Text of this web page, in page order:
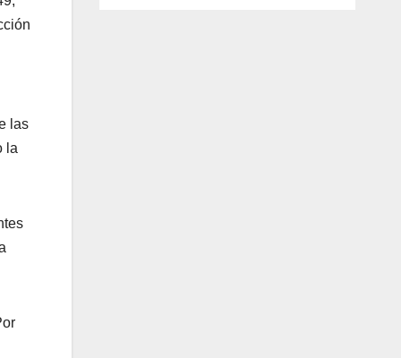
las
la